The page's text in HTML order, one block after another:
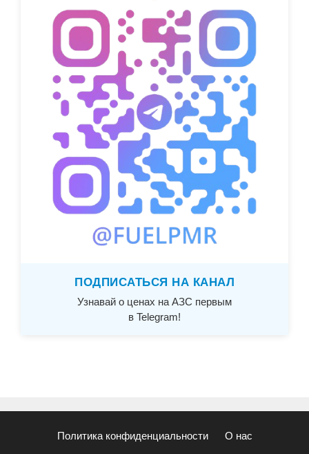
ПОДПИСАТЬСЯ НА КАНАЛ
Узнавай о ценах на АЗС первым
в Telegram!
Политика конфиденциальности О нас